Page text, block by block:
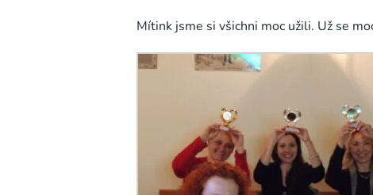
Mítink jsme si všichni moc užili. Už se